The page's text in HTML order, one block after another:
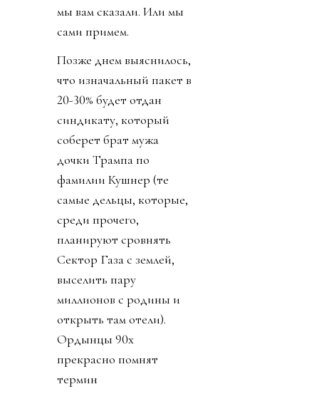
мы вам сказали. Или мы
сами примем.
Позже днем выяснилось,
что изначальный пакет в
20-30% будет отдан
синдикату, который
соберет брат мужа
дочки Трампа по
фамилии Кушнер (те
самые дельцы, которые,
среди прочего,
планируют сровнять
Сектор Газа с землей,
выселить пару
миллионов с родины и
открыть там отели).
Ордынцы 90х
прекрасно помнят
термин